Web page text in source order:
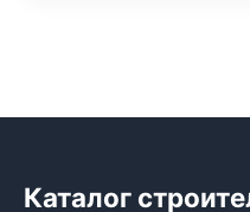
Каталог